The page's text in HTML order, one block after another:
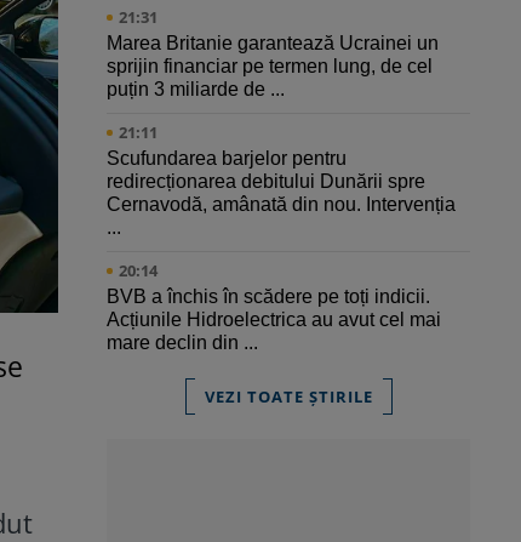
21:31
Marea Britanie garantează Ucrainei un
sprijin financiar pe termen lung, de cel
puțin 3 miliarde de ...
21:11
Scufundarea barjelor pentru
redirecționarea debitului Dunării spre
Cernavodă, amânată din nou. Intervenția
...
20:14
BVB a închis în scădere pe toți indicii.
Acțiunile Hidroelectrica au avut cel mai
mare declin din ...
VEZI TOATE ȘTIRILE